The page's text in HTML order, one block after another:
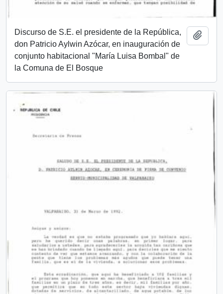
Discurso de S.E. el presidente de la República,
don Patricio Aylwin Azócar, en inauguración de
conjunto habitacional "María Luisa Bombal" de
la Comuna de El Bosque